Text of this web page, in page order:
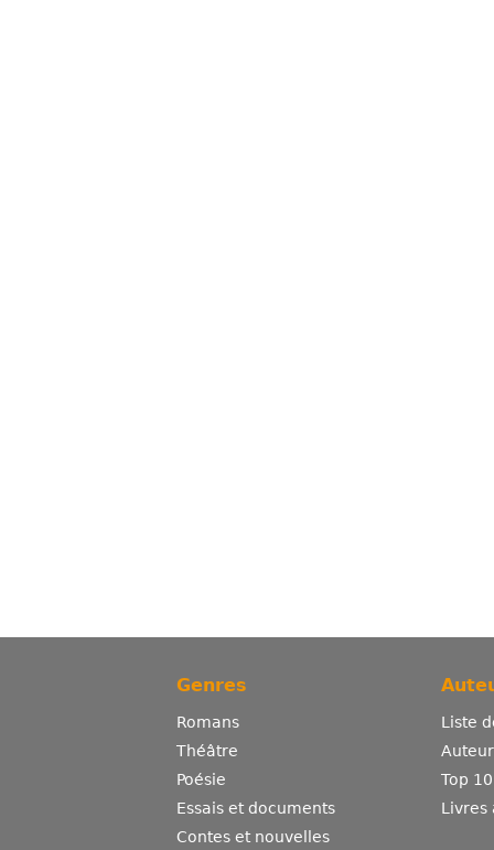
Genres
Romans
Théâtre
Poésie
Essais et documents
Contes et nouvelles
Liste
Top
Livres